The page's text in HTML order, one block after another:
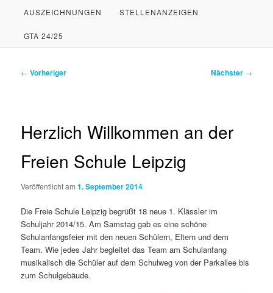
PRIMÄREN
INHALT
SPRINGEN
SEKUNDÄREN
INHALT
SPRINGEN
AUSZEICHNUNGEN STELLENANZEIGEN
GTA 24/25
Beitragsnavigation
← Vorheriger Nächster →
Herzlich Willkommen an der
Freien Schule Leipzig
Veröffentlicht am1. September 2014
Die Freie Schule Leipzig begrüßt 18 neue 1. Klässler im
Schuljahr 2014/15. Am Samstag gab es eine schöne
Schulanfangsfeier mit den neuen Schülern, Eltern und dem
Team. Wie jedes Jahr begleitet das Team am Schulanfang
musikalisch die Schüler auf dem Schulweg von der Parkallee bis
zum Schulgebäude.